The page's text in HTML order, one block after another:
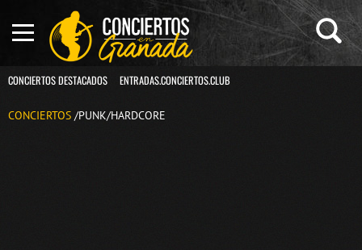
CONCIERTOS DESTACADOS ENTRADAS.CONCIERTOS.CLUB
CONCIERTOS /PUNK/HARDCORE